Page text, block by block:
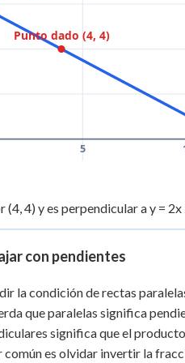
5
Punto dado (4, 4)
(4, 4) y es perpendicular a y = 2x
con pendientes
la condición de rectas
que paralelas significa
significa que el
común es olvidar invertir la